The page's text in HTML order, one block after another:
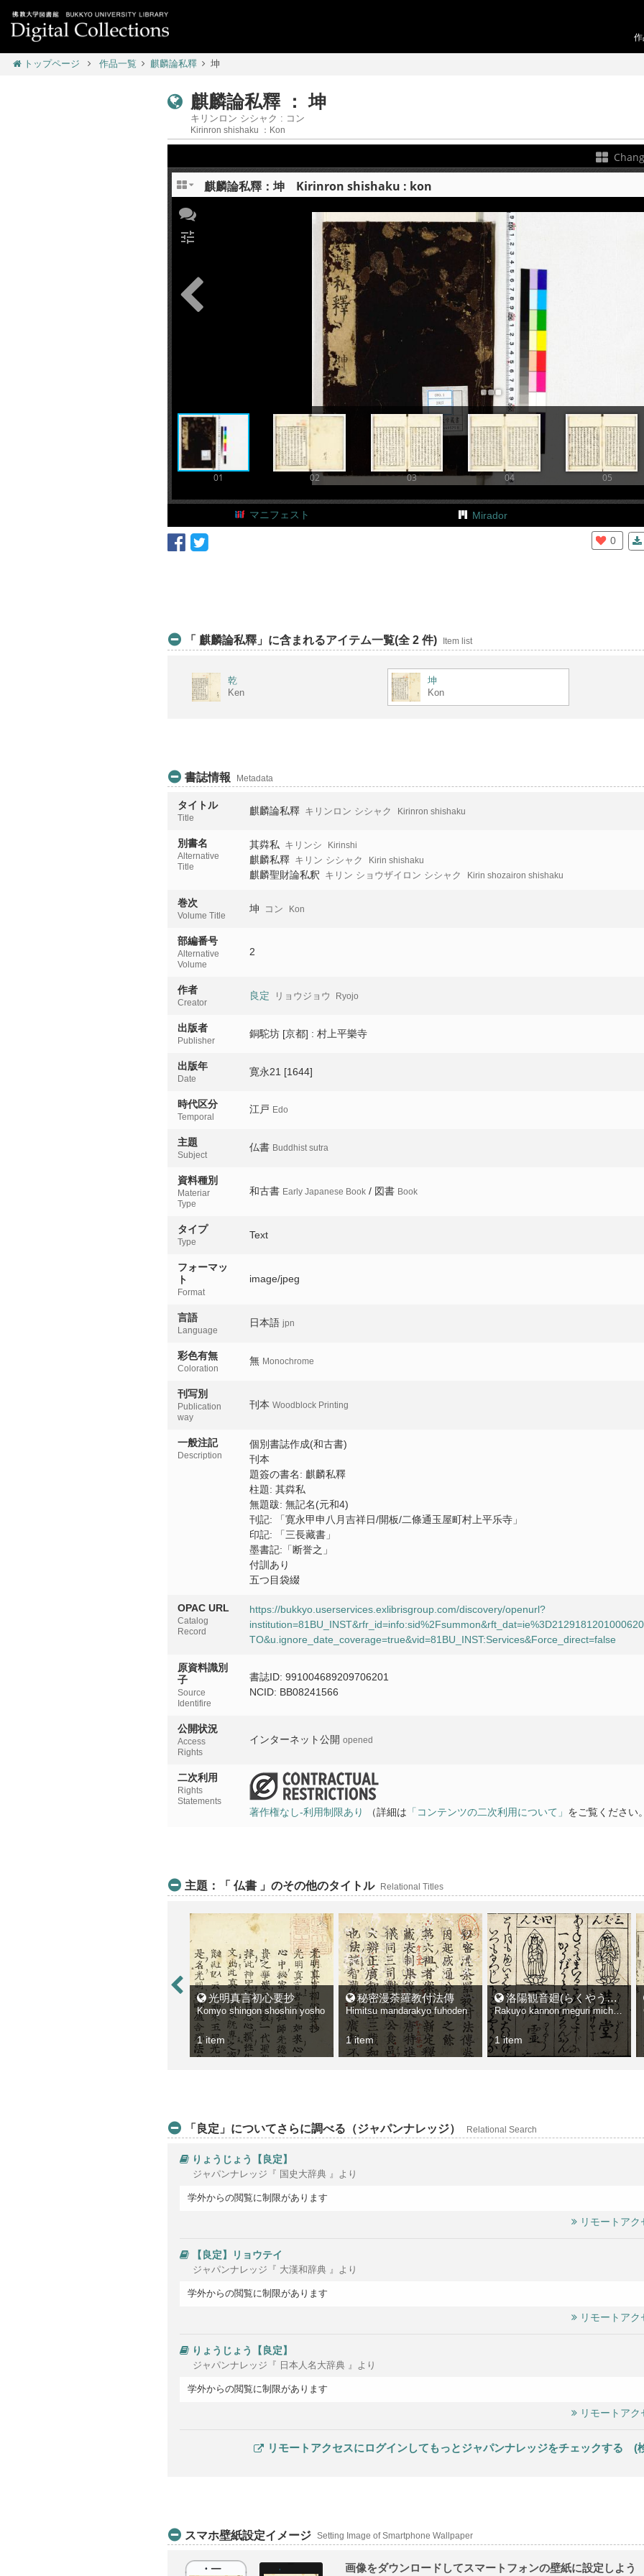
トップページ 作品一覧 麒麟論私釋 坤
麒麟論私釋 ： 坤
キリンロン シシャク : コン
Kirinron shishaku ：Kon
+
Add Item
麒麟論私釋：坤 Kirinron shishaku : kon
01 02 03 04 05
tune
マニフェスト Mirador
0
「 麒麟論私釋」に含まれるアイテム一覧(全 2 件) Item list
乾
Ken
坤
Kon
書誌情報 Metadata
タイトル
Title
麒麟論私釋 キリンロン シシャク Kirinron shishaku
別書名
Alternative
Title
其粦私 キリンシ Kirinshi
麒麟私釋 キリン シシャク Kirin shishaku
麒麟聖財論私釈 キリン ショウザイロン シシャク Kirin shozairon shishaku
巻次
Volume Title
坤 コン Kon
部編番号
Alternative
Volume
2
作者
Creator
良定 リョウジョウ Ryojo
出版者
Publisher
銅駝坊 [京都] : 村上平樂寺
出版年
Date
寛永21 [1644]
時代区分
Temporal
江戸 Edo
主題
Subject
仏書 Buddhist sutra
資料種別
Materiar
Type
和古書 Early Japanese Book/ 図書 Book
タイプ
Type
Text
フォーマッ
ト
Format
image/jpeg
言語
Language
日本語 jpn
彩色有無
Coloration
無 Monochrome
刊写別
Publication
way
刊本 Woodblock Printing
一般注記
Description
個別書誌作成(和古書)
刊本
題簽の書名: 麒麟私釋
柱題: 其粦私
無題跋: 無記名(元和4)
刊記: 「寛永甲申八月吉祥日/開板/二條通玉屋町村上平乐寺」
印記: 「三長藏書」
墨書記:「断誉之」
付訓あり
五つ目袋綴
OPAC URL
Catalog
Record
https://bukkyo.userservices.exlibrisgroup.com/discovery/openurl?
TO&u.ignore_date_coverage=true&vid=81BU_INST:Services&Force_direct=false
原資料識別
子
Source
Identifire
書誌ID: 991004689209706201
NCID: BB08241566
公開状況
Access
Rights
インターネット公開 opened
二次利用
Rights
Statements
著作権なし-利用制限あり （詳細は 「コンテンツの二次利用について」 をご覧ください
主題：「 仏書 」のその他のタイトル Relational Titles
光明真言初心要抄
Komyo shingon shoshin yosho
1 item
秘密漫荼羅教付法傳
Himitsu mandarakyo fuhoden
1 item
洛陽観音廻(らくやうくはんをんめぐ)り道之記(みちのき) : 御詠歌(ゑいか)并ニ道法(みちのり)
Rakuyo kannon meguri michinoki : goeika narabini michinori
1 item
「良定」についてさらに調べる（ジャパンナレッジ） Relational Search
りょうじょう【良定】
ジャパンナレッジ『 国史大辞典 』より
学外からの閲覧に制限があります
リモートア
【良定】リョウテイ
ジャパンナレッジ『 大漢和辞典 』より
学外からの閲覧に制限があります
リモートア
りょうじょう【良定】
ジャパンナレッジ『 日本人名大辞典 』より
学外からの閲覧に制限があります
リモートア
リモートアクセスにログインしてもっとジャパンナレッジをチェックする (
スマホ壁紙設定イメージ Setting Image of Smartphone Wallpaper
画像をダウンロードしてスマートフォンの壁紙に設定しよう